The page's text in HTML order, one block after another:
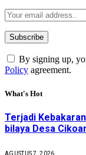
By signing up,
Policy agreement.
What's Hot
Terjadi
bilaya Desa
AGUSTUS 7, 2026